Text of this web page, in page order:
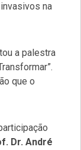
na
a palestra
que o
Dr. André